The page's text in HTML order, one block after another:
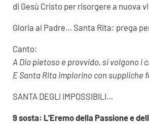
di Gesù Cristo per risorgere a nuova
Gloria al Padre… Santa Rita: prega
Canto:
A Dio pietoso e provvido, si volgono i
E Santa Rita implorino con suppliche
SANTA DEGLI IMPOSSIBILI…
9 sosta: L’Eremo della Passione e